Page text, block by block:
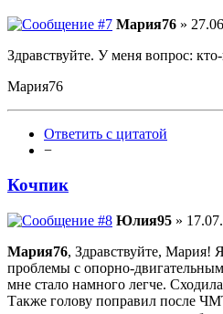
Мария76 »
Здравствуйте. У меня вопрос:
Мария76
Ответить с цитатой
−
Кочпик
Юлия95 »
Мария76, Здравствуйте, Мария!
проблемы с опорно-
мне стало намного легче.
Также голову поправил после